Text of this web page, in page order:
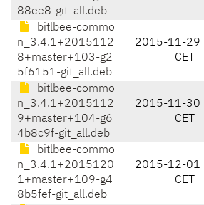
88ee8-git_all.deb
bitlbee-commo
n_3.4.1+2015112
8+master+103-g2
5f6151-git_all.deb
2015-11-29
CET
bitlbee-commo
n_3.4.1+2015112
9+master+104-g6
4b8c9f-git_all.deb
2015-11-30
CET
bitlbee-commo
n_3.4.1+2015120
1+master+109-g4
8b5fef-git_all.deb
2015-12-01
CET